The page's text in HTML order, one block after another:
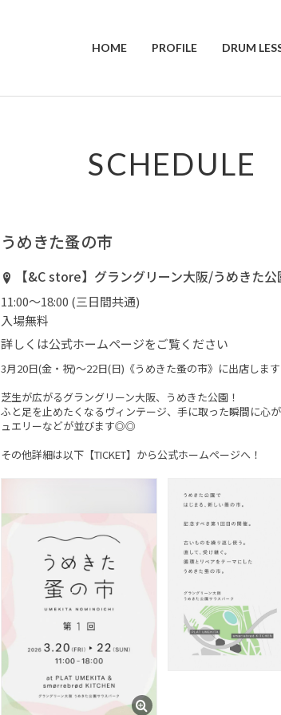
HOME PROFILE DRUM
SCHEDULE
うめきた蚤の市
【&C store】グラングリーン大阪/うめきた公
11:00～18:00 (三日間共通)
入場無料
詳しくは公式ホームページをご覧ください
3月20日(金・祝)〜22日(日)《うめきた蚤の市》に出店しま
芝生が広がるグラングリーン大阪、うめきた公園！
ふと足を止めたくなるヴィンテージ、手に取った瞬間に心
ュエリーなどが並びます◎◎
その他詳細は以下【TICKET】から公式ホームページへ！